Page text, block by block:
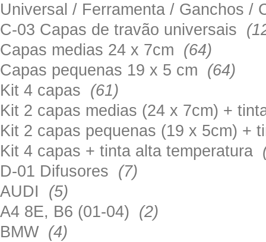
Universal / Ferramenta / Ganchos
C-03 Capas de travão universais
Capas medias 24 x 7cm (64)
Capas pequenas 19 x 5 cm (64)
Kit 4 capas (61)
Kit 2 capas medias (24 x 7cm) +
Kit 2 capas pequenas (19 x 5cm) +
Kit 4 capas + tinta alta temperatura
D-01 Difusores (7)
AUDI (5)
A4 8E, B6 (01-04) (2)
BMW (4)